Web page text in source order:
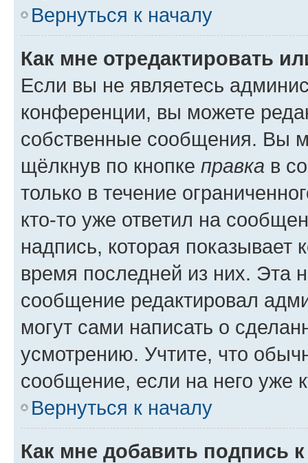
Вернуться к началу
Как мне отредактировать
Если вы не являетесь
конференции, вы можете
собственные сообщения. Вы
щёлкнув по кнопке правка в
только в течение
кто-то уже ответил на
надпись, которая показывает
время последней из них. Эта
сообщение редактировал
могут сами написать о
усмотрению. Учтите, что
сообщение, если на него уже
Вернуться к началу
Как мне добавить подпись